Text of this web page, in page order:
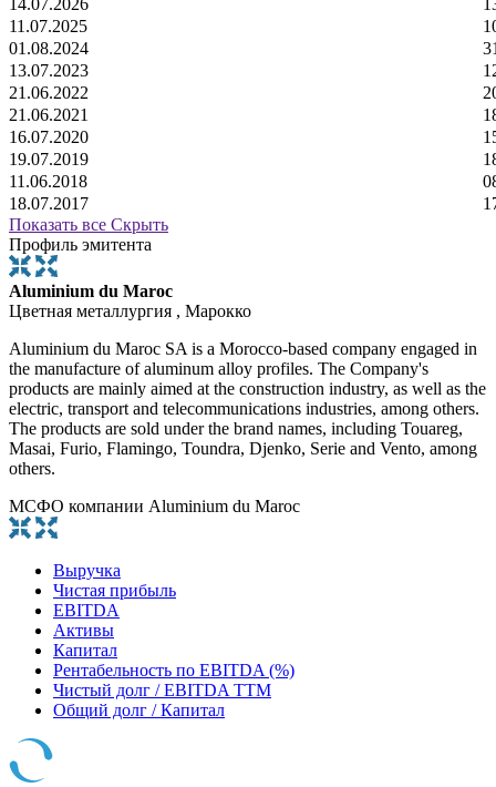
11.07.2025
01.08.2024
13.07.2023
21.06.2022
21.06.2021
16.07.2020
19.07.2019
11.06.2018
18.07.2017
Показать все Скрыть
Профиль эмитента
Aluminium du Maroc
Цветная металлургия , Марокко
Aluminium du Maroc SA is a Morocco-based company engaged in
the manufacture of aluminum alloy profiles. The Company's
products are mainly aimed at the construction industry, as well as the
electric, transport and telecommunications industries, among others.
The products are sold under the brand names, including Touareg,
Masai, Furio, Flamingo, Toundra, Djenko, Serie and Vento, among
others.
МСФО компании Aluminium du Maroc
Выручка
Чистая прибыль
EBITDA
Активы
Капитал
Рентабельность по EBITDA (%)
Чистый долг / EBITDA TTM
Общий долг / Капитал